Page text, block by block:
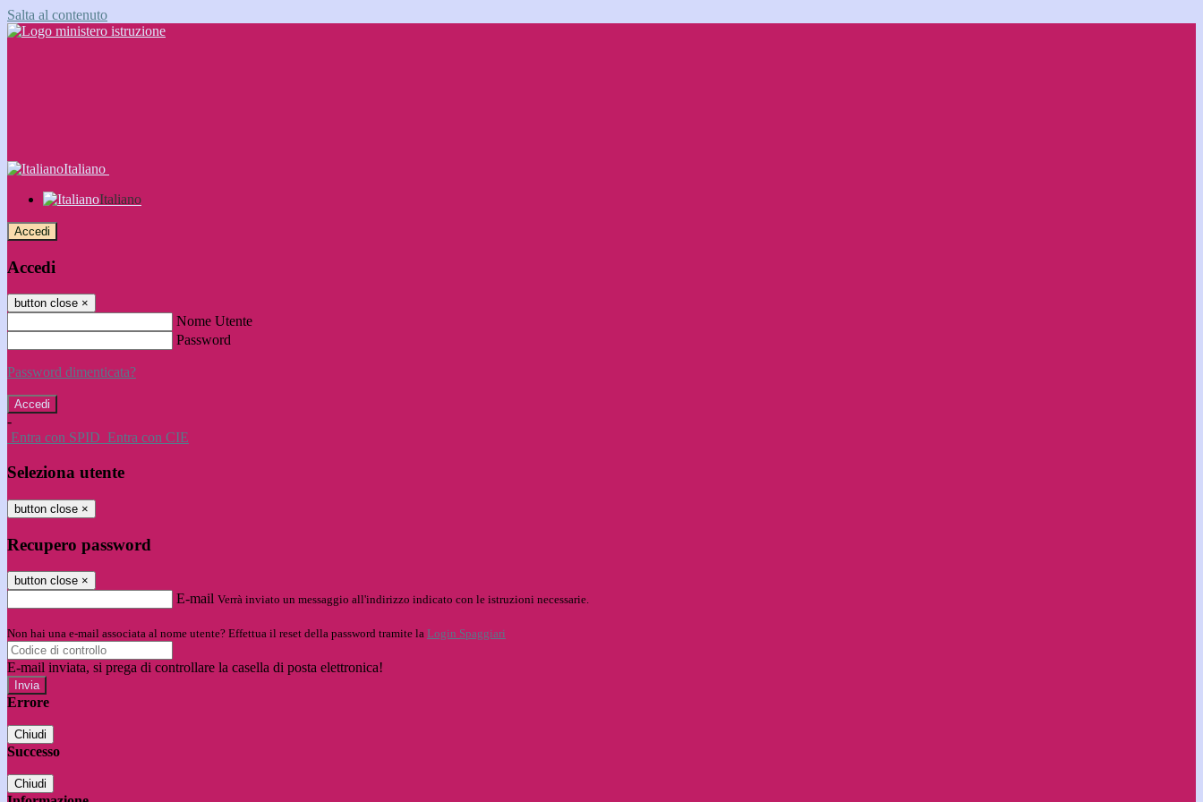
Salta al contenuto
Italiano
Italiano
Accedi
Accedi
button close ×
Nome Utente
Password
Password dimenticata?
-
Entra con SPID Entra con CIE
Seleziona utente
button close ×
Recupero password
button close ×
E-mail Verrà inviato un messaggio all'indirizzo indicato con le istruzioni necessarie.
Non hai una e-mail associata al nome utente? Effettua il reset della password tramite la Login Spaggiari
E-mail inviata, si prega di controllare la casella di posta elettronica!
Errore
Chiudi
Successo
Chiudi